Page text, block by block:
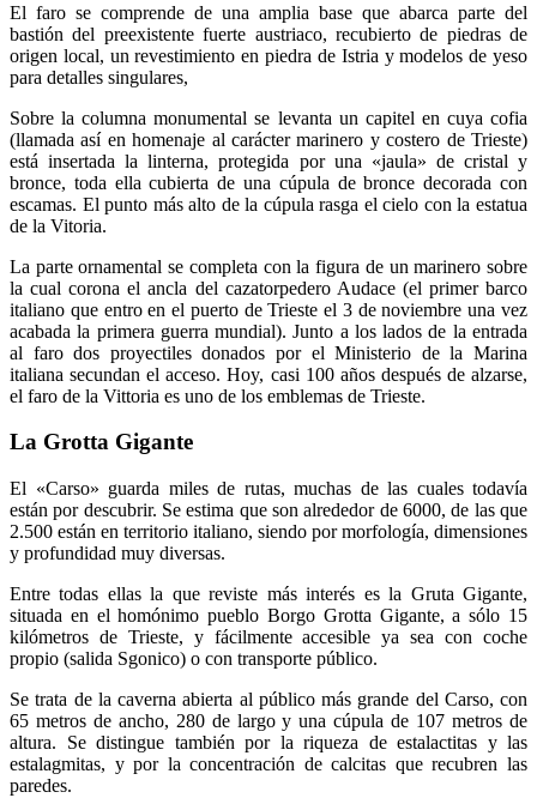
El faro se comprende de una amplia base que abarca parte del
bastión del preexistente fuerte austriaco, recubierto de piedras de
origen local, un revestimiento en piedra de Istria y modelos de yeso
para detalles singulares,
Sobre la columna monumental se levanta un capitel en cuya cofia
(llamada así en homenaje al carácter marinero y costero de Trieste)
está insertada la linterna, protegida por una «jaula» de cristal y
bronce, toda ella cubierta de una cúpula de bronce decorada con
escamas. El punto más alto de la cúpula rasga el cielo con la estatua
de la Vitoria.
La parte ornamental se completa con la figura de un marinero sobre
la cual corona el ancla del cazatorpedero Audace (el primer barco
italiano que entro en el puerto de Trieste el 3 de noviembre una vez
acabada la primera guerra mundial). Junto a los lados de la entrada
al faro dos proyectiles donados por el Ministerio de la Marina
italiana secundan el acceso. Hoy, casi 100 años después de alzarse,
el faro de la Vittoria es uno de los emblemas de Trieste.
La Grotta Gigante
El «Carso» guarda miles de rutas, muchas de las cuales todavía
están por descubrir. Se estima que son alrededor de 6000, de las que
2.500 están en territorio italiano, siendo por morfología, dimensiones
y profundidad muy diversas.
Entre todas ellas la que reviste más interés es la Gruta Gigante,
situada en el homónimo pueblo Borgo Grotta Gigante, a sólo 15
kilómetros de Trieste, y fácilmente accesible ya sea con coche
propio (salida Sgonico) o con transporte público.
Se trata de la caverna abierta al público más grande del Carso, con
65 metros de ancho, 280 de largo y una cúpula de 107 metros de
altura. Se distingue también por la riqueza de estalactitas y las
estalagmitas, y por la concentración de calcitas que recubren las
paredes.